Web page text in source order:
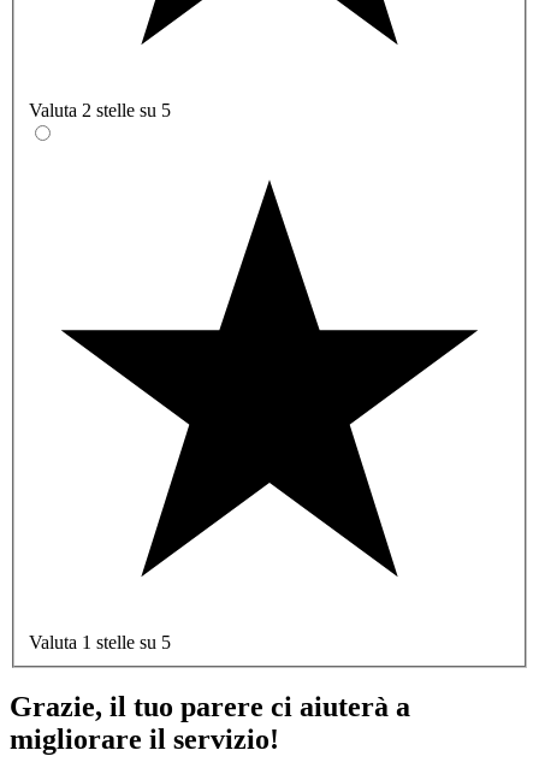
Valuta 2 stelle su 5
Valuta 1 stelle su 5
Grazie, il tuo parere ci aiuterà a
migliorare il servizio!